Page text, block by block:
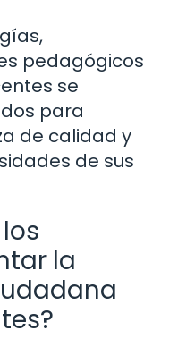
pedagógicos
se
para
de calidad y
de sus
la